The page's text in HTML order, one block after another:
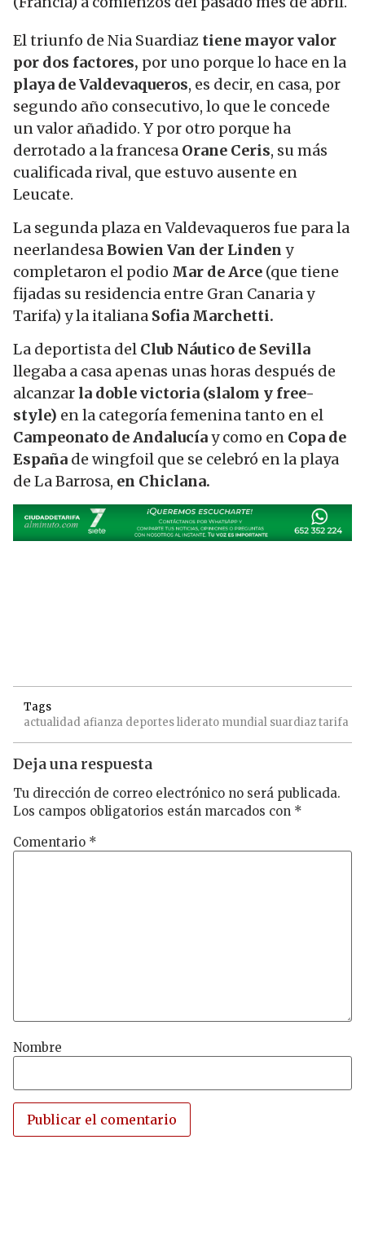
El triunfo de Nia Suardiaz tiene mayor valor
por dos factores, por uno porque lo hace en la
playa de Valdevaqueros, es decir, en casa, por
segundo año consecutivo, lo que le concede
un valor añadido. Y por otro porque ha
derrotado a la francesa Orane Ceris, su más
cualificada rival, que estuvo ausente en
Leucate.
La segunda plaza en Valdevaqueros fue para la
neerlandesaBowien Van der Linden y
completaron el podio Mar de Arce (que tiene
fijadas su residencia entre Gran Canaria y
Tarifa) y la italiana Sofia Marchetti.
La deportista del Club Náutico de Sevilla
llegaba a casa apenas unas horas después de
alcanzar la doble victoria (slalom y free-
style) en la categoría femenina tanto en el
Campeonato de Andalucíay como en Copa de
España de wingfoil que se celebró en la playa
de La Barrosa, en Chiclana.
Tags
actualidad afianza deportesliderato mundial suardiaztarifa
Deja una respuesta
Tu dirección de correo electrónico no será publicada.
Los campos obligatorios están marcados con *
Comentario *
Nombre